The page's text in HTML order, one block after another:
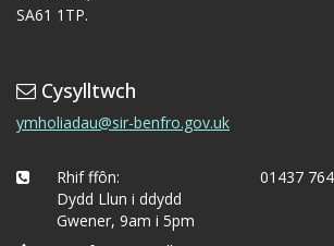
SA61 1TP.
Cysylltwch
ymholiadau@sir-benfro.gov.uk
Rhif ffôn:
Dydd Llun i ddydd
Gwener, 9am i 5pm
01437